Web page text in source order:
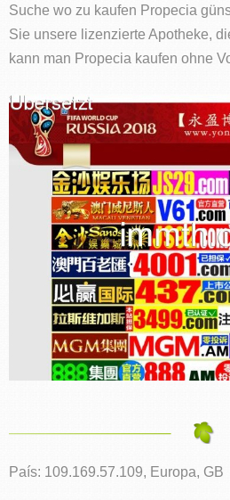
Suche wo zu kaufen Propecia
Sie unsere lizenzierte Apotheke,
kann man Propecia kaufen ohne
País: 109.169.57.109, Europa, GB